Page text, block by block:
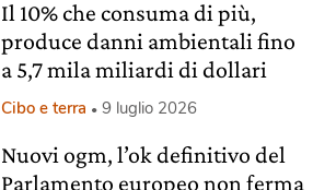
Il 10% che consuma di più,
produce danni ambientali fino
a 5,7 mila miliardi di dollari
Cibo e terra 9 luglio 2026
Nuovi ogm, l’ok definitivo del
Parlamento europeo non ferma